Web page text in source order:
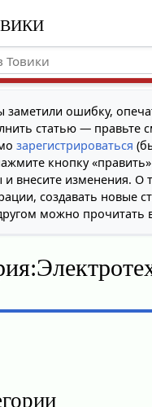
заметили ошибку,
статью — правьте
зарегистрироваться
кнопку
и внесите изменения. О
создавать новые
можно прочитать
: